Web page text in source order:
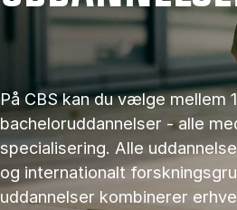
På CBS kan du vælge mellem
bacheloruddannelser - alle
specialisering. Alle
og internationalt
uddannelser kombinerer